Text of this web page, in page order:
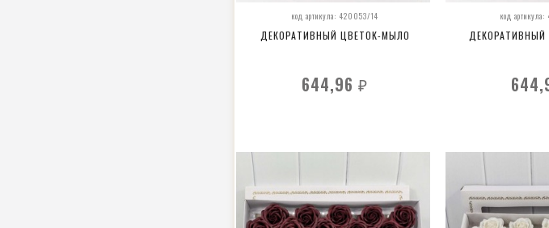
код артикула: 420053/14
ДЕКОРАТИВНЫЙ ЦВЕТОК-МЫЛО
644,96₽
код